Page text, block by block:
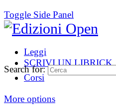
Toggle Side Panel
Leggi
SCRIVI UN LIBRICK
Corsi
More options
Search for: